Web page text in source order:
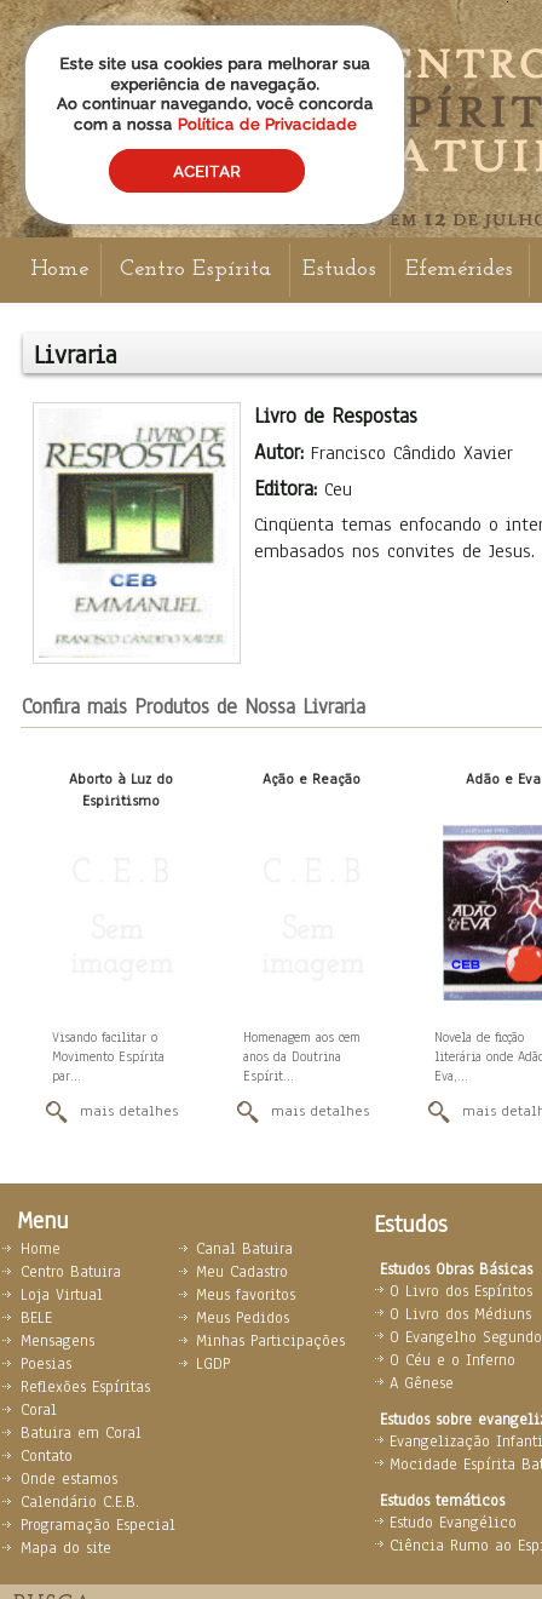
Home Centro Espírita Estudos Efemérides
Livraria
Livro de Respostas
Autor: Francisco Cândido Xavier
Editora: Ceu
Cinqüenta temas enfocando o
embasados nos convites de Jesus.
Confira mais Produtos de Nossa Livraria
Aborto à Luz do
Espiritismo
Visando facilitar o
Movimento Espírita
par...
mais detalhes
Ação e Reação
Homenagem aos cem
anos da Doutrina
Espírit...
mais detalhes
Adão e Eva
Novela de ficção
literária onde
Eva,...
mais
Menu Estudos
Estudos Obras Básicas
O Livro dos Espíritos
O Livro dos Médiuns
O Evangelho
O Céu e o Inferno
A Gênese
Estudos sobre
Evangelização
Mocidade Espírita
Estudos temáticos
Estudo Evangélico
Ciência Rumo ao
Home
Centro Batuira
Loja Virtual
BELE
Mensagens
Poesias
Reflexões Espíritas
Coral
Batuira em Coral
Contato
Onde estamos
Calendário C.E.B.
Programação Especial
Mapa do site
Canal Batuira
Meu Cadastro
Meus favoritos
Meus Pedidos
Minhas Participações
LGDP